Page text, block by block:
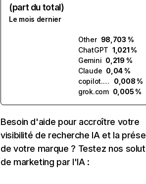
(part du total)
Le mois dernier
Other 98,703 %
ChatGPT 1,021 %
Gemini 0,219 %
Claude 0,04 %
copilot.microsoft.com
0,008 %
grok.com 0,005 %
Besoin d'aide pour accroître votre
visibilité de recherche IA et la
de votre marque ? Testez nos
de marketing par l'IA :